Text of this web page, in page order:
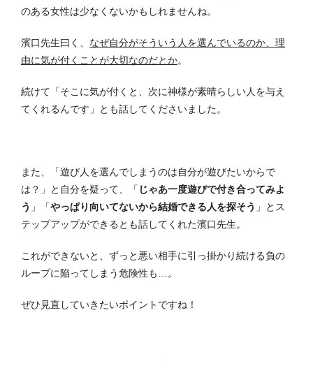
のある女性は少なくないかもしれませんね。
濱口先生曰く、 なぜ自分がそういう人を選んでいるのか、理
由に気が付くことが大切なのだとか。
続けて「そこに気が付くと、次に神様が素晴らしい人を与え
てくれるんです」とも話してくださいました。
また、「遊び人を選んでしまうのは自分が遊びたいからで
は？」と自分を疑って、「 じゃあ一度遊びで付き合ってみよ
う 」「やっぱり向いてないから結婚できる人を探そう 」とス
テップアップができるとも話してくれた濱口先生。
これができないと、ずっと悪い相手に引っ掛かり続ける負の
ループに陥ってしまう危険性も…。
ぜひ見直していきたいポイントですね！